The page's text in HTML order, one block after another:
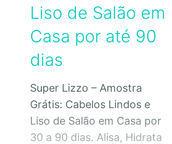
Liso de Salão em
Casa por até 90
dias
Super Lizzo – Amostra
Grátis: Cabelos Lindos e
Liso de Salão em Casa por
30 a 90 dias. Alisa, Hidrata